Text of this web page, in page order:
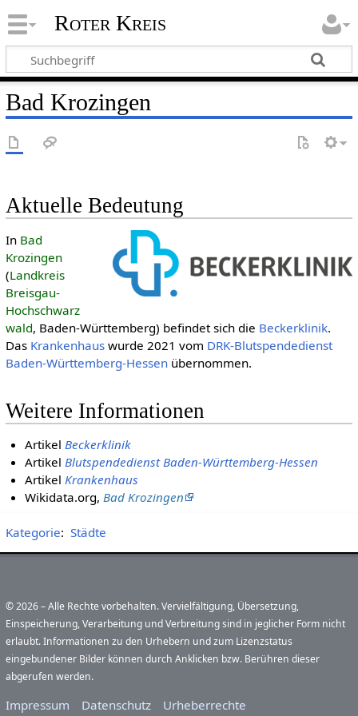
Roter Kreis
Bad Krozingen
Aktuelle Bedeutung
In Bad
Krozingen
(Landkreis
Breisgau-
Hochschwarz
wald, Baden-Württemberg) befindet sich die Beckerklinik.
Das Krankenhauswurde 2021 vom DRK-Blutspendedienst
Baden-Württemberg-Hessenübernommen.
Weitere Informationen
ArtikelBeckerklinik
ArtikelBlutspendedienst Baden-Württemberg-Hessen
ArtikelKrankenhaus
Wikidata.org,Bad Krozingen
Kategorie: Städte
© 2026 – Alle Rechte vorbehalten. Vervielfältigung, Übersetzung,
Einspeicherung, Verarbeitung und Verbreitung sind in jeglicher Form nicht
erlaubt. Informationen zu den Urhebern und zum Lizenzstatus
eingebundener Bilder können durch Anklicken bzw. Berühren dieser
abgerufen werden.
Impressum Datenschutz Urheberrechte